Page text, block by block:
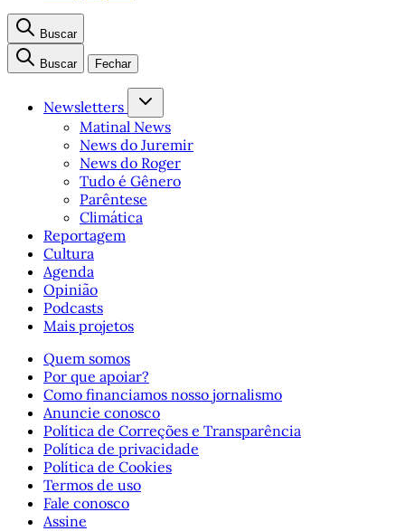
Buscar
Buscar Fechar
Newsletters
Matinal News
News do Juremir
News do Roger
Tudo é Gênero
Parêntese
Climática
Reportagem
Cultura
Agenda
Opinião
Podcasts
Mais projetos
Quem somos
Por que apoiar?
Como financiamos nosso jornalismo
Anuncie conosco
Política de Correções e Transparência
Política de privacidade
Política de Cookies
Termos de uso
Fale conosco
Assine